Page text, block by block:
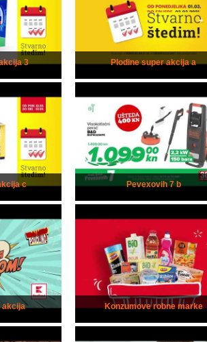
3 Plodine super akcija a
c Pevexovih 7 b
akcija Konzumove robne marke